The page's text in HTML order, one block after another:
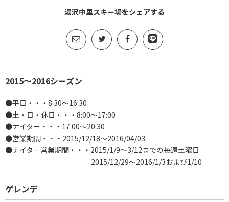
湯沢中里スキー場をシェアする
2015～2016シーズン
●平日・・・8:30～16:30
●土・日・休日・・・8:00～17:00
●ナイター・・・17:00～20:30
●営業期間・・・2015/12/18～2016/04/03
●ナイター営業期間・・・2015/1/9～3/12までの毎週土曜日
2015/12/29～2016/1/3および1/10
ゲレンデ